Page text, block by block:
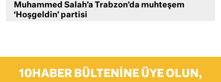
Muhammed Salah’a Trabzon’da muhteşem
‘Hoşgeldin’ partisi
10HABER BÜLTENINE ÜYE OLUN,